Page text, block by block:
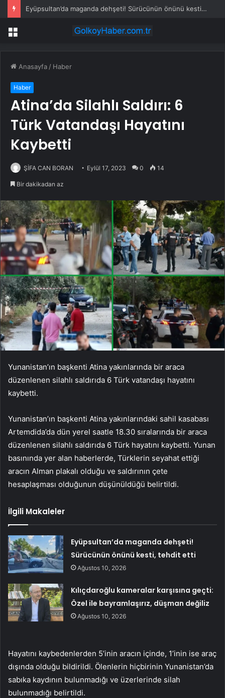
Eyüpsultan’da maganda dehşeti! Sürücünün önünü kesti, tehdit etti
Menü
Anasayfa / Haber
Haber
Atina’da Silahlı Saldırı: 6
Türk Vatandaşı Hayatını
Kaybetti
ŞİFA CAN BORAN Eylül 17, 2023 0 14
Bir dakikadan az
Yunanistan’ın başkenti Atina yakınlarında bir araca
düzenlenen silahlı saldırıda 6 Türk vatandaşı hayatını
kaybetti.
Yunanistan’ın başkenti Atina yakınlarındaki sahil kasabası
Artemdida’da dün yerel saatle 18.30 sıralarında bir araca
düzenlenen silahlı saldırıda 6 Türk hayatını kaybetti. Yunan
basınında yer alan haberlerde, Türklerin seyahat ettiği
aracın Alman plakalı olduğu ve saldırının çete
hesaplaşması olduğunun düşünüldüğü belirtildi.
İlgili Makaleler
Eyüpsultan’da maganda dehşeti!
Sürücünün önünü kesti, tehdit etti
Ağustos 10, 2026
Kılıçdaroğlu kameralar karşısına geçti:
Özel ile bayramlaşırız, düşman değiliz
Ağustos 10, 2026
Hayatını kaybedenlerden 5’inin aracın içinde, 1’inin ise araç
dışında olduğu bildirildi. Ölenlerin hiçbirinin Yunanistan’da
sabıka kaydının bulunmadığı ve üzerlerinde silah
bulunmadığı belirtildi.